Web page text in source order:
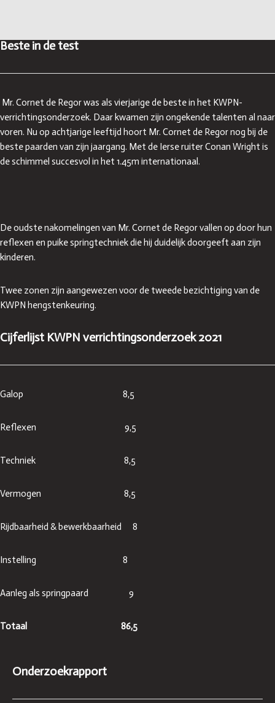
Beste in de test
Mr. Cornet de Regor was als vierjarige de beste in het KWPN-
verrichtingsonderzoek. Daar kwamen zijn ongekende talenten al naar
voren. Nu op achtjarige leeftijd hoort Mr. Cornet de Regor nog bij de
beste paarden van zijn jaargang. Met de Ierse ruiter Conan Wright is
de schimmel succesvol in het 1.45m internationaal.
De oudste nakomelingen van Mr. Cornet de Regor vallen op door hun
reflexen en puike springtechniek die hij duidelijk doorgeeft aan zijn
kinderen.
Twee zonen zijn aangewezen voor de tweede bezichtiging van de
KWPN hengstenkeuring.
Cijferlijst KWPN verrichtingsonderzoek 2021
Galop 8,5
Reflexen 9,5
Techniek 8,5
Vermogen 8,5
Rijdbaarheid & bewerkbaarheid 8
Instelling 8
Aanleg als springpaard 9
Totaal 86,5
Onderzoekrapport